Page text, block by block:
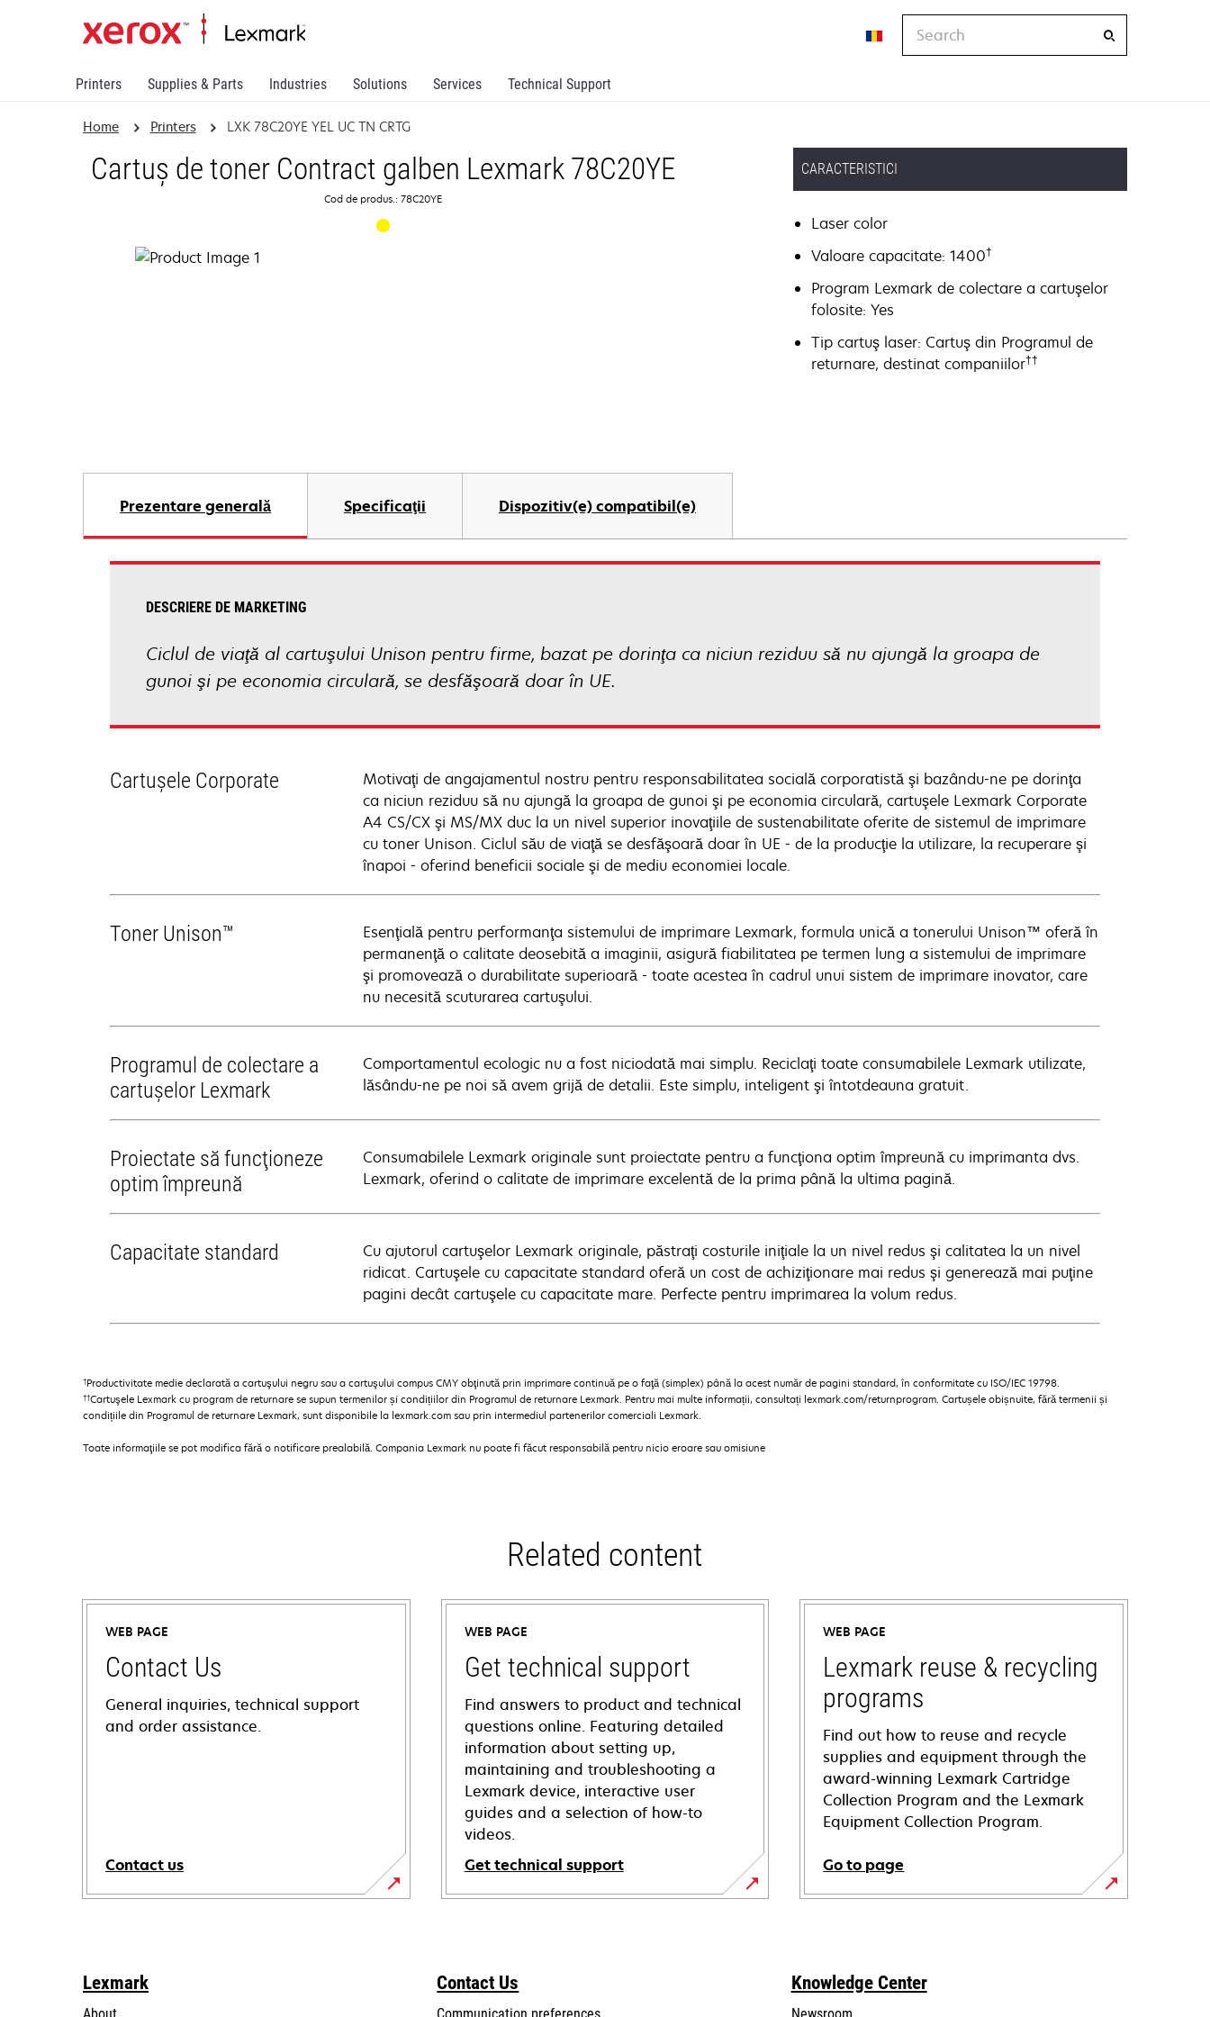
Printers Supplies & Parts Industries Solutions Services Technical Support
Home Printers LXK 78C20YE YEL UC TN CRTG
Cartuş de toner Contract galben Lexmark 78C20YE
Cod de produs.: 78C20YE
CARACTERISTICI
Laser color
Valoare capacitate: 1400†
Program Lexmark de colectare a cartuşelor
folosite: Yes
Tip cartuş laser: Cartuş din Programul de
returnare, destinat companiilor††
Prezentare generală Specificaţii Dispozitiv(e) compatibil(e)
DESCRIERE DE MARKETING
Ciclul de viaţă al cartuşului Unison pentru firme, bazat pe dorinţa ca niciun reziduu să nu ajungă la groapa de
gunoi şi pe economia circulară, se desfăşoară doar în UE.
Cartuşele Corporate
Motivaţi de angajamentul nostru pentru responsabilitatea socială corporatistă şi bazându-ne pe dorinţa
ca niciun reziduu să nu ajungă la groapa de gunoi şi pe economia circulară, cartuşele Lexmark Corporate
A4 CS/CX şi MS/MX duc la un nivel superior inovaţiile de sustenabilitate oferite de sistemul de imprimare
cu toner Unison. Ciclul său de viaţă se desfăşoară doar în UE - de la producţie la utilizare, la recuperare şi
înapoi - oferind beneficii sociale şi de mediu economiei locale.
Toner Unison™
Esenţială pentru performanţa sistemului de imprimare Lexmark, formula unică a tonerului Unison™ oferă în
permanenţă o calitate deosebită a imaginii, asigură fiabilitatea pe termen lung a sistemului de imprimare
şi promovează o durabilitate superioară - toate acestea în cadrul unui sistem de imprimare inovator, care
nu necesită scuturarea cartuşului.
Programul de colectare a
cartuşelor Lexmark
Comportamentul ecologic nu a fost niciodată mai simplu. Reciclaţi toate consumabilele Lexmark utilizate,
lăsându-ne pe noi să avem grijă de detalii. Este simplu, inteligent şi întotdeauna gratuit.
Proiectate să funcţioneze
optim împreună
Consumabilele Lexmark originale sunt proiectate pentru a funcţiona optim împreună cu imprimanta dvs.
Lexmark, oferind o calitate de imprimare excelentă de la prima până la ultima pagină.
Capacitate standard
Cu ajutorul cartuşelor Lexmark originale, păstraţi costurile iniţiale la un nivel redus şi calitatea la un nivel
ridicat. Cartuşele cu capacitate standard oferă un cost de achiziţionare mai redus şi generează mai puţine
pagini decât cartuşele cu capacitate mare. Perfecte pentru imprimarea la volum redus.
†Productivitate medie declarată a cartuşului negru sau a cartuşului compus CMY obţinută prin imprimare continuă pe o faţă (simplex) până la acest număr de pagini standard, în conformitate cu ISO/IEC 19798.
††Cartuşele Lexmark cu program de returnare se supun termenilor și condițiilor din Programul de returnare Lexmark. Pentru mai multe informații, consultați lexmark.com/returnprogram. Cartușele obișnuite, fără termenii și
condițiile din Programul de returnare Lexmark, sunt disponibile la lexmark.com sau prin intermediul partenerilor comerciali Lexmark.
Toate informaţiile se pot modifica fără o notificare prealabilă. Compania Lexmark nu poate fi făcut responsabilă pentru nicio eroare sau omisiune
Related content
WEB PAGE
Contact Us
General inquiries, technical support
and order assistance.
Contact us
WEB PAGE
Get technical support
Find answers to product and technical
questions online. Featuring detailed
information about setting up,
maintaining and troubleshooting a
Lexmark device, interactive user
guides and a selection of how-to
videos.
Get technical support
opens
tab
WEB PAGE
Lexmark reuse & recycling
programs
Find out how to reuse and recycle
supplies and equipment through the
award-winning Lexmark Cartridge
Collection Program and the Lexmark
Equipment Collection Program.
Go to page
Lexmark Contact Us Knowledge Center